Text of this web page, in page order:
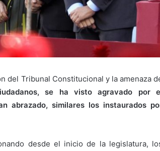
del Tribunal Constitucional y la amenaza
se ha visto agravado por
abrazado, similares los instaurados
desde el inicio de la legislatura,